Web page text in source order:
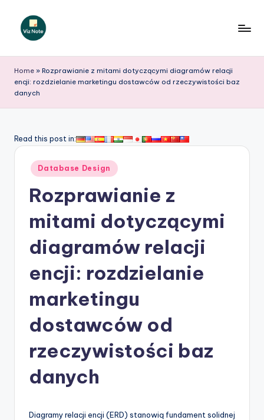
iz
N
o
e
si
Home » Rozprawianie z mitami dotyczącymi diagramów relacji
encji: rozdzielanie marketingu dostawców od rzeczywistości baz
danych
Read this post in:
Posted
in
Database Design
Rozprawianie z
mitami dotyczącymi
diagramów relacji
encji: rozdzielanie
marketingu
dostawców od
rzeczywistości baz
danych
Diagramy relacji encji (ERD) stanowią fundament solidnej